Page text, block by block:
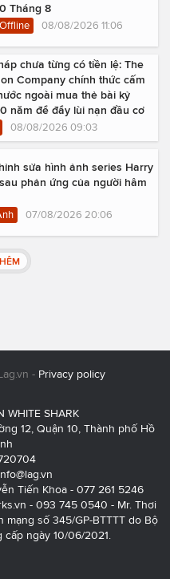
Tháng 8
08/08/2026 11:06
chưa từng có tiền lệ: The
Company chính thức cấm
ngoài mua thẻ bài kỷ
năm để đẩy lùi nạn đầu cơ
08/08/2026 09:03
sửa hình ảnh series Harry
phản ứng của người hâm
07/08/2026 20:06
- Privacy policy
WHITE SHARK
12, Quận 10, Thành phố Hồ
Tiến Khoa - 077 261 5246
- 093 745 0540 - Mr. Thơi
số 345/GP-BTTTT do Bộ
ngày 10/06/2021.